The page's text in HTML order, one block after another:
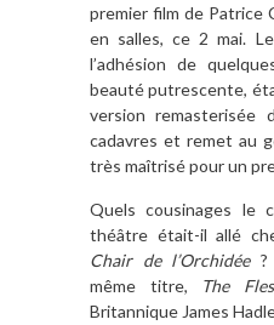
premier film de Patrice
en salles, ce 2 mai.
l’adhésion de
beauté putrescente,
version remasterisée
cadavres et remet au
très maîtrisé pour un
Quels cousinages le
théâtre était-il allé
Chair de l’Orchidée
même titre, The
Britannique James